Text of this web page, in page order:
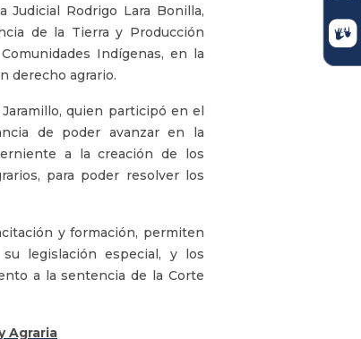
Judicial Rodrigo Lara Bonilla,
de la Tierra y Producción
Indígenas, en la
derecho agrario.
quien participó en el
de poder avanzar en la
a la creación de los
para poder resolver los
y formación, permiten
legislación especial, y los
a la sentencia de la Corte
Agraria